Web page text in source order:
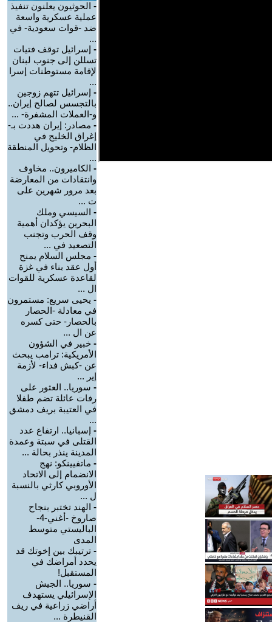
- الحوثيون يعلنون تنفيذ
عملية عسكرية واسعة
ضد -قوات سعودية- في
...
- إسرائيل توقف فتيات
تسللن إلى جنوب لبنان
لإقامة مستوطنات إسرا
...
- إسرائيل تتهم زوجين
بالتجسس لصالح إيران..
و-العملات المشفرة- ...
- مصادر: إيران هددت بـ-
إغراق الخليج في
الظلام- وتحويل المنطقة
...
- الكاميرون.. مخاوف
وانتقادات من المعارضة
بعد مرور شهرين على
ت ...
- السيسي وملك
البحرين يؤكدان أهمية
وقف الحرب وتجنب
التصعيد في ...
- مجلس السلام يمنح
أول عقد بناء في غزة
لقاعدة عسكرية للقوات
ال ...
- يحيى سريع: مستمرون
في معادلة -الحصار
بالحصار- حتى كسره
عن ال ...
- خبير في الشؤون
الأمريكية: ترامب يبحث
عن -كبش فداء- لأزمة
إير ...
- سوريا.. العثور على
رفات عائلة تضم طفلا
في العتيبة بريف دمشق
...
- إسبانيا.. ارتفاع عدد
القتلى في سبتة وعمدة
المدينة ينذر بحالة ...
- ماتفيينكو: نهج
الانضمام إلى الاتحاد
الأوروبي كارثي بالنسبة
ل ...
- الهند تختبر بنجاح
صاروخ -أغني-4-
الباليستي متوسط
المدى
- ترتيبك بين إخوتك قد
يحدد أمراضك في
المستقبل!
- سوريا.. الجيش
الإسرائيلي يستهدف
أراضي زراعية في ريف
القنيطرة ...